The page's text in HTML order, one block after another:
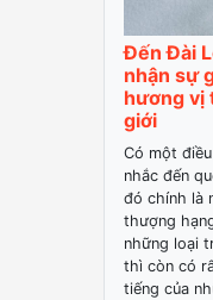
Đến Đài
nhận sự
hương vị
giới
Có một
nhắc đến
đó chính là
thượng
những loại
thì còn có
tiếng của